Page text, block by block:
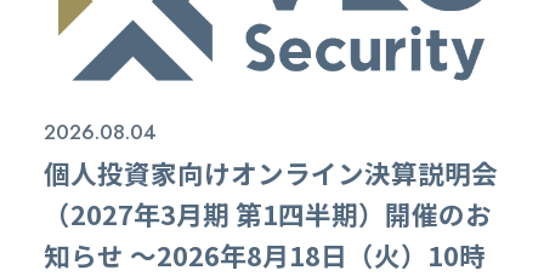
2026.08.04
個人投資家向けオンライン決算説明会
（2027年3月期 第1四半期）開催のお
知らせ ～2026年8月18日（火）10時